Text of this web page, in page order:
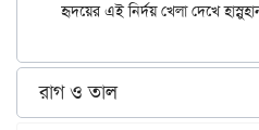
রাগ ও তাল